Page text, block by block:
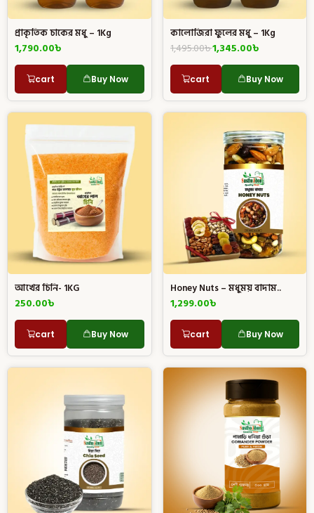
প্রাকৃতিক চাকের মধু – 1Kg
1,790.00৳
cart Buy Now
কালোজিরা ফুলের মধু – 1Kg
1,495.00৳1,345.00৳
cart Buy Now
আখের চিনি- 1KG
250.00৳
cart Buy Now
Honey Nuts – মধুময় বাদাম..
1,299.00৳
cart Buy Now